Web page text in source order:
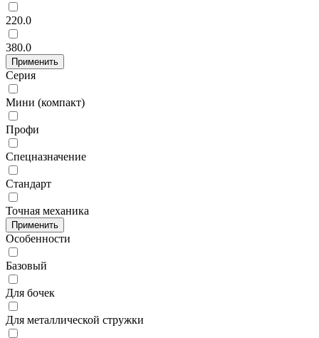
220.0
380.0
Применить
Серия
Мини (компакт)
Профи
Спецназначение
Стандарт
Точная механика
Применить
Особенности
Базовый
Для бочек
Для металлической стружки